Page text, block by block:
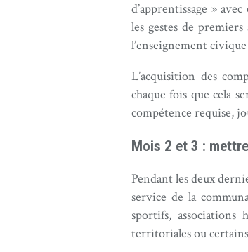
d’apprentissage »
les gestes de premiers
l’enseignement
L’acquisition des
chaque fois que cela
compétence requise,
Mois 2 et 3 :
Pendant les deux
service de la
sportifs, associations
territoriales ou